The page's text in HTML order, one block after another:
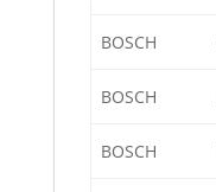
BOSCH
BOSCH
BOSCH